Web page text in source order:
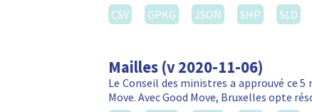
CSV
GPKG JSON SHP SLD
Mailles (v 2020-11-06)
Le Conseil des ministres a approuvé ce
Move. Avec Good Move, Bruxelles opte